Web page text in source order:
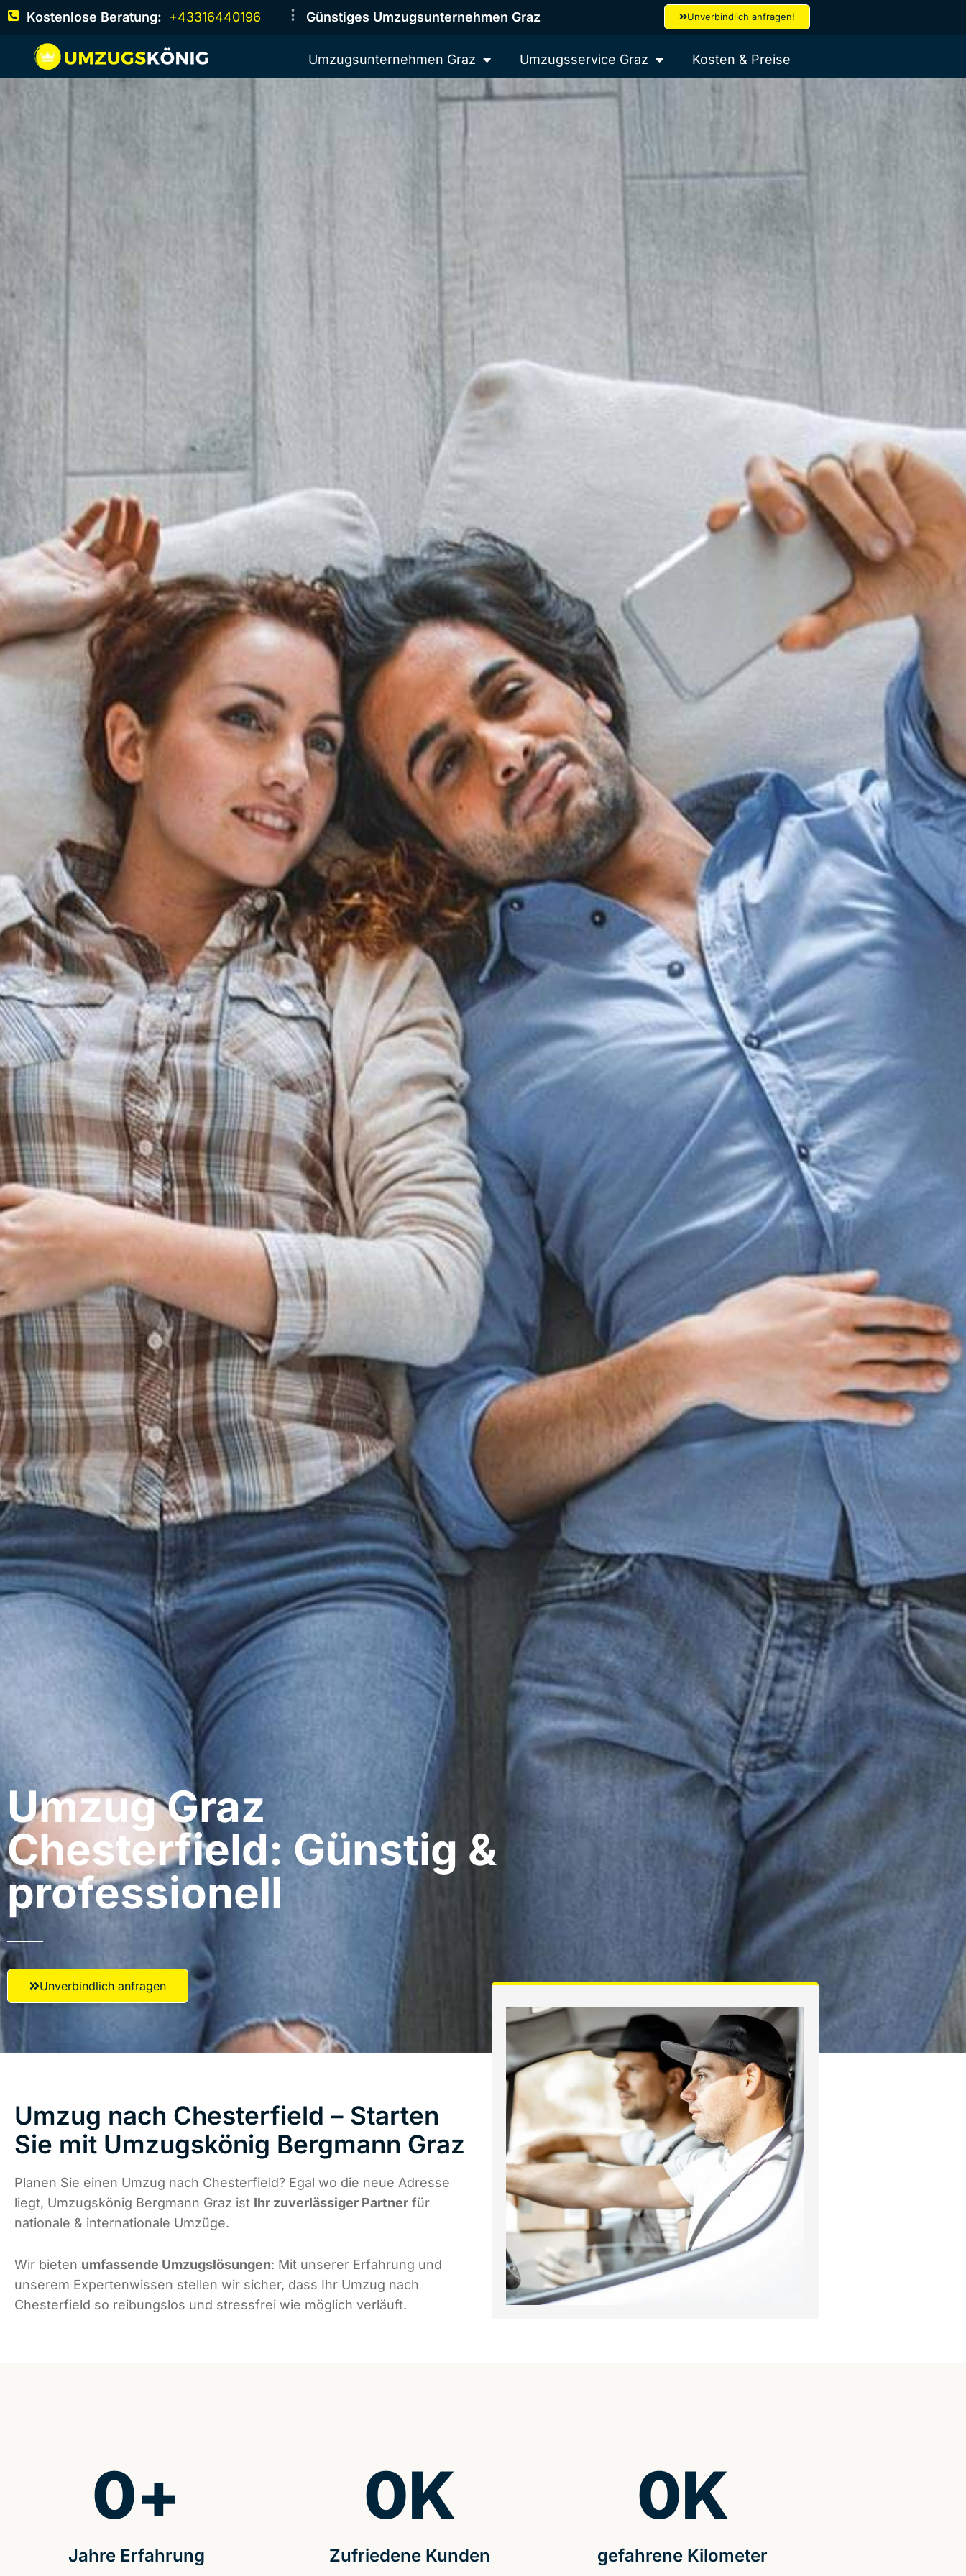
Kostenlose Beratung: +43316440196 Günstiges Umzugsunternehmen Graz Unverbindlich anfragen!
Umzugsunternehmen Graz Umzugsservice Graz Kosten & Preise
Umzug Graz​
Chesterfield: Günstig &
professionell​
Unverbindlich anfragen
Umzug nach Chesterfield – Starten
Sie mit Umzugskönig Bergmann Graz
Planen Sie einen Umzug nach Chesterfield? Egal wo die neue Adresse
liegt, Umzugskönig Bergmann Graz ist Ihr zuverlässiger Partner für
nationale & internationale Umzüge.
Wir bieten umfassende Umzugslösungen: Mit unserer Erfahrung und
unserem Expertenwissen stellen wir sicher, dass Ihr Umzug nach
Chesterfield so reibungslos und stressfrei wie möglich verläuft.
Jahre Erfahrung
0+
Zufriedene Kunden
0K
gefahrene Kilometer
0K